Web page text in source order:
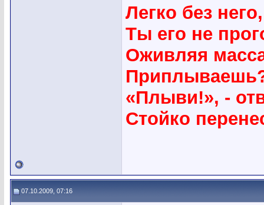
Легко без
Ты его не
Оживляя
«Плыви!», -
Стойко
07.10.2009, 07:16